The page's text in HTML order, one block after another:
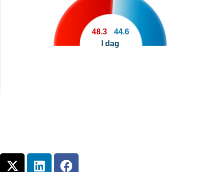
48.3
44.6
I dag